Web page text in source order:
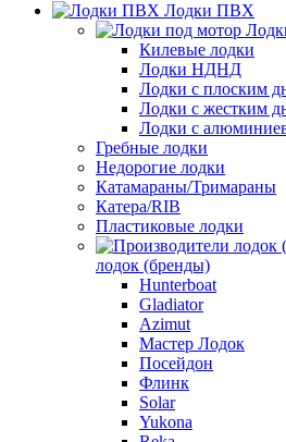
Лодки ПВХ
Килевые лодки
Лодки НДНД
Лодки с плоским
Лодки с жестким
Лодки с
Гребные лодки
Недорогие лодки
Катамараны/Тримараны
Катера/RIB
Пластиковые лодки
лодок (бренды)
Hunterboat
Gladiator
Azimut
Мастер Лодок
Посейдон
Флинк
Solar
Yukona